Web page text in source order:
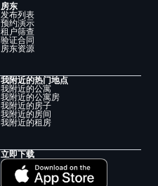
房东
发布列表
预约演示
租户筛查
验证合同
房东资源
我附近的热门地点
我附近的公寓
我附近的公寓房
我附近的房子
我附近的房间
我附近的租房
立即下载